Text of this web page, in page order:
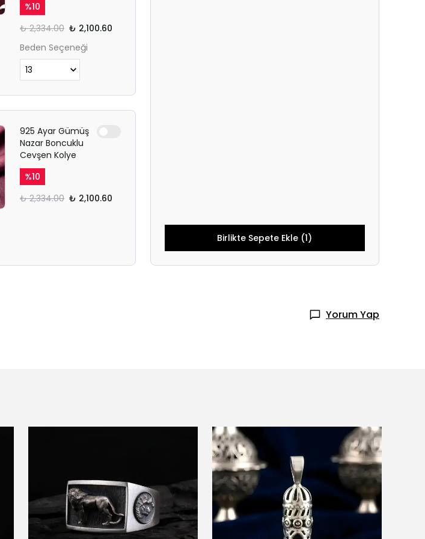
%10
₺ 2,334.00 ₺ 2,100.60
Beden Seçeneği
925 Ayar Gümüş
Nazar Boncuklu
Cevşen Kolye
%10
₺ 2,334.00 ₺ 2,100.60
Birlikte Sepete Ekle (1)
Yorum Yap